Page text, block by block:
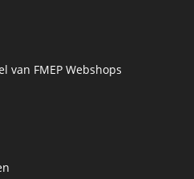
van FMEP Webshops